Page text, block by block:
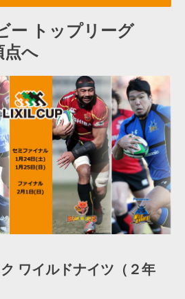
ー トップリーグ
点へ
ワイルドナイツ（２年